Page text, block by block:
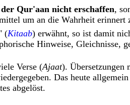
der Qur'aan nicht erschaffen,
um an die Wahrheit erinnert
(Kitaab) erwähnt, so ist damit
Hinweise, Gleichnisse,
Verse (Ajaat). Übersetzungen
Das heute
abgelöst.